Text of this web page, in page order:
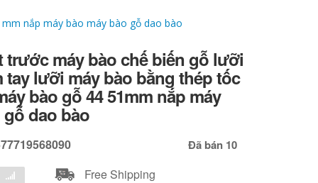
nắp máy bào máy bào gỗ dao bào
trước máy bào chế biến gỗ lưỡi
tay lưỡi máy bào bằng thép tốc
bào gỗ 44 51mm nắp máy
dao bào
Đã bán 10
Free Shipping